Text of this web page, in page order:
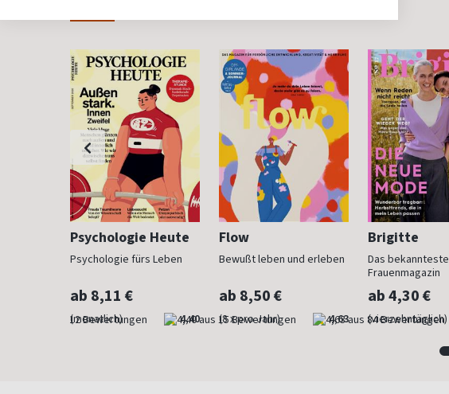
Psychologie Heute
Psychologie fürs Leben
ab 8,11 €
(monatlich) 4,40
Flow
Bewußt leben und erleben
ab 8,50 €
(8 x pro Jahr) 4,63
Brigitte
Das bekannteste
Frauenmagazin
ab 4,30 €
(vierzehntäglich)